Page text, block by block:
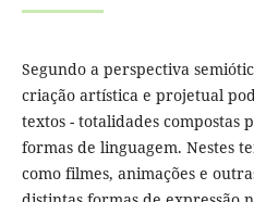
Segundo a perspectiva
criação artística e projetual
textos - totalidades compostas
formas de linguagem. Nestes
como filmes, animações e